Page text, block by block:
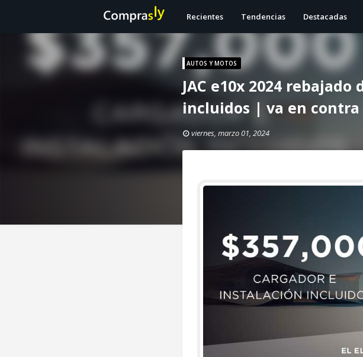
Recientes Tendencias Destacadas
AUTOS Y MOTOS
JAC e10x 2024
incluidos | va en contra
viernes, marzo 01, 2024